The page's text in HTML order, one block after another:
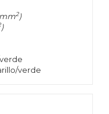
mm2)
)
verde